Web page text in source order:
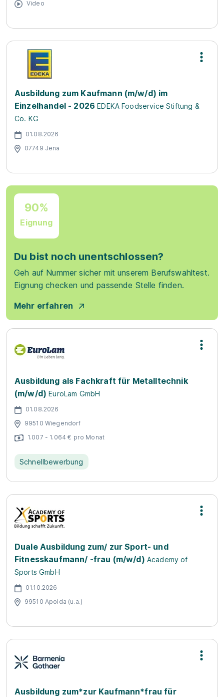
Video
Ausbildung zum Kaufmann (m/w/d) im
Einzelhandel - 2026 EDEKA Foodservice Stiftung &
Co. KG
01.08.2026
07749 Jena
90%
Eignung
Du bist noch unentschlossen?
Geh auf Nummer sicher mit unserem Berufswahltest.
Eignung checken und passende Stelle finden.
Mehr erfahren
Ausbildung als Fachkraft für Metalltechnik
(m/w/d) EuroLam GmbH
01.08.2026
99510 Wiegendorf
1.007 - 1.064 € pro Monat
Schnellbewerbung
Duale Ausbildung zum/ zur Sport- und
Fitnesskaufmann/ -frau (m/w/d) Academy of
Sports GmbH
01.10.2026
99510 Apolda (u.a.)
Ausbildung zum*zur Kaufmann*frau für